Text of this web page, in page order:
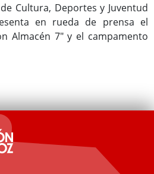
Cultura, Deportes y Juventud
en rueda de prensa el
Almacén 7" y el campamento